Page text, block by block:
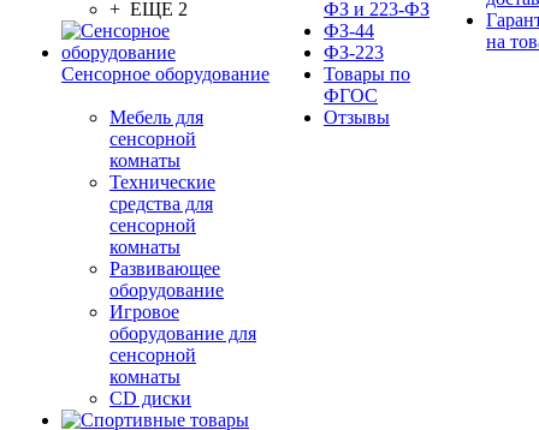
+ ЕЩЕ 2
Сенсорное оборудование
Мебель для
сенсорной
комнаты
Технические
средства для
сенсорной
комнаты
Развивающее
оборудование
Игровое
оборудование для
сенсорной
комнаты
CD диски
ФЗ и 223-ФЗ
ФЗ-44
ФЗ-223
Товары по
ФГОС
Отзывы
на